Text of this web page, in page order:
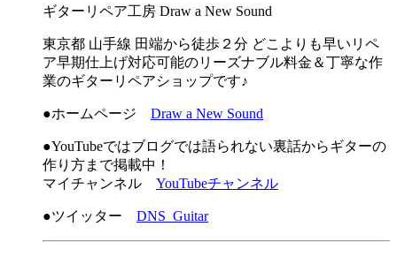
ギターリペア工房 Draw a New Sound
東京都 山手線 田端から徒歩２分 どこよりも早いリペ
ア早期仕上げ対応可能のリーズナブル料金＆丁寧な作
業のギターリペアショップです♪
●ホームページ Draw a New Sound
●YouTubeではブログでは語られない裏話からギターの
作り方まで掲載中！
マイチャンネル YouTubeチャンネル
●ツイッター DNS_Guitar